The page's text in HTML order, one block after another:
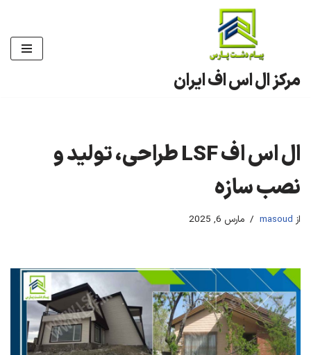
محتوا
مرکز ال اس اف ایران
ال اس اف LSF طراحی، تولید و
نصب سازه
از masoud مارس 6, 2025